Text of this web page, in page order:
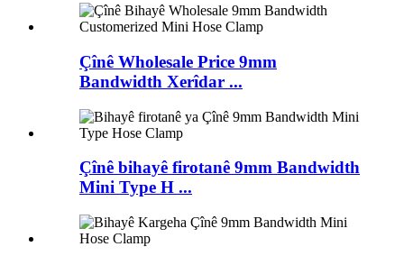
Çînê Wholesale Price 9mm
Bandwidth Xerîdar ...
Çînê bihayê firotanê 9mm Bandwidth
Mini Type H ...